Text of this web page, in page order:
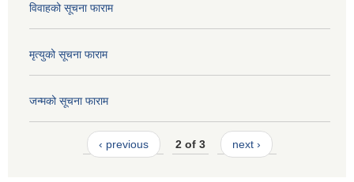
विवाहको सूचना फाराम
मृत्युको सूचना फाराम
जन्मको सूचना फाराम
‹ previous 2 of 3 next ›